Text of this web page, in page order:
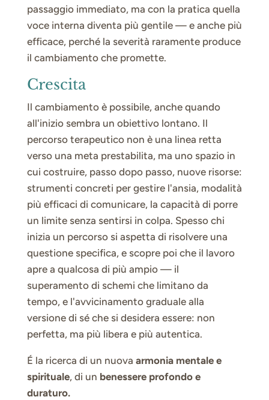
passaggio immediato, ma con la pratica quella
voce interna diventa più gentile — e anche più
efficace, perché la severità raramente produce
il cambiamento che promette.
Crescita
Il cambiamento è possibile, anche quando
all'inizio sembra un obiettivo lontano. Il
percorso terapeutico non è una linea retta
verso una meta prestabilita, ma uno spazio in
cui costruire, passo dopo passo, nuove risorse:
strumenti concreti per gestire l'ansia, modalità
più efficaci di comunicare, la capacità di porre
un limite senza sentirsi in colpa. Spesso chi
inizia un percorso si aspetta di risolvere una
questione specifica, e scopre poi che il lavoro
apre a qualcosa di più ampio — il
superamento di schemi che limitano da
tempo, e l'avvicinamento graduale alla
versione di sé che si desidera essere: non
perfetta, ma più libera e più autentica.
É la ricerca di un nuova armonia mentale e
spirituale, di un benessere profondo e
duraturo.